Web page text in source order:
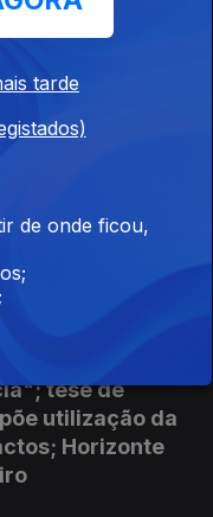
na Universidade
dos
de
Carlos Fonseca
tese de
utilização da
Horizonte
tarde
de onde ficou,